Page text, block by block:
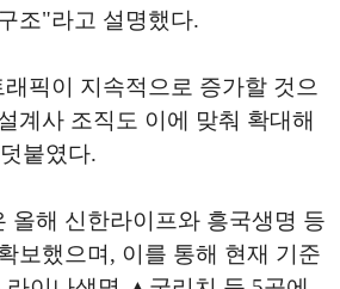
조"라고 설명했다.
픽이 지속적으로 증가할 것으
계사 조직도 이에 맞춰 확대해
붙였다.
올해 신한라이프와 흥국생명 등
보했으며, 이를 통해 현재 기준